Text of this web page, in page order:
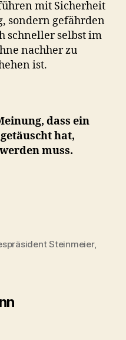
mit Sicherheit
sondern gefährden
schneller selbst im
nachher zu
ist.
dass ein
hat,
muss.
Steinmeier,